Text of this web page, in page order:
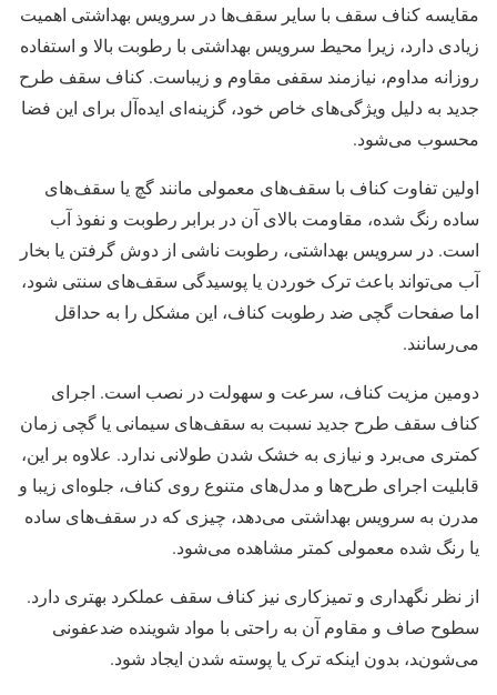
مقایسه کناف سقف با سایر سقف‌ها در سرویس بهداشتی اهمیت
زیادی دارد، زیرا محیط سرویس بهداشتی با رطوبت بالا و استفاده
روزانه مداوم، نیازمند سقفی مقاوم و زیباست. کناف سقف طرح
جدید به دلیل ویژگی‌های خاص خود، گزینه‌ای ایده‌آل برای این فضا
محسوب می‌شود.
اولین تفاوت کناف با سقف‌های معمولی مانند گچ یا سقف‌های
ساده رنگ شده، مقاومت بالای آن در برابر رطوبت و نفوذ آب
است. در سرویس بهداشتی، رطوبت ناشی از دوش گرفتن یا بخار
آب می‌تواند باعث ترک خوردن یا پوسیدگی سقف‌های سنتی شود،
اما صفحات گچی ضد رطوبت کناف، این مشکل را به حداقل
می‌رسانند.
دومین مزیت کناف، سرعت و سهولت در نصب است. اجرای
کناف سقف طرح جدید نسبت به سقف‌های سیمانی یا گچی زمان
کمتری می‌برد و نیازی به خشک شدن طولانی ندارد. علاوه بر این،
قابلیت اجرای طرح‌ها و مدل‌های متنوع روی کناف، جلوه‌ای زیبا و
مدرن به سرویس بهداشتی می‌دهد، چیزی که در سقف‌های ساده
یا رنگ شده معمولی کمتر مشاهده می‌شود.
از نظر نگهداری و تمیزکاری نیز کناف سقف عملکرد بهتری دارد.
سطوح صاف و مقاوم آن به راحتی با مواد شوینده ضدعفونی
می‌شوند، بدون اینکه ترک یا پوسته شدن ایجاد شود.